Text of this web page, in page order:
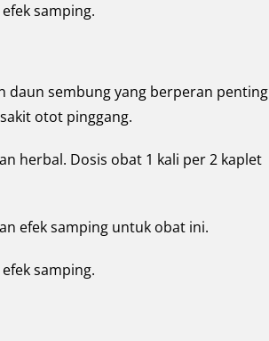
samping.
daun sembung yang berperan penting
otot pinggang.
herbal. Dosis obat 1 kali per 2 kaplet
efek samping untuk obat ini.
samping.